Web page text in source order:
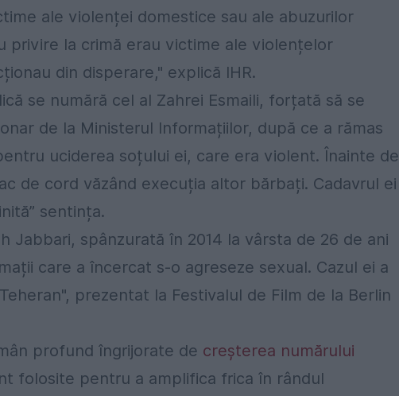
ale violenței domestice sau ale abuzurilor
privire la crimă erau victime ale violențelor
din disperare," explică IHR.
se numără cel al Zahrei Esmaili, forțată să se
de la Ministerul Informațiilor, după ce a rămas
uciderea soțului ei, care era violent. Înainte de
de cord văzând execuția altor bărbați. Cadavrul ei
sentința.
Jabbari, spânzurată în 2014 la vârsta de 26 de ani
care a încercat s-o agreseze sexual. Cazul ei a
prezentat la Festivalul de Film de la Berlin
profund îngrijorate de creșterea numărului
folosite pentru a amplifica frica în rândul